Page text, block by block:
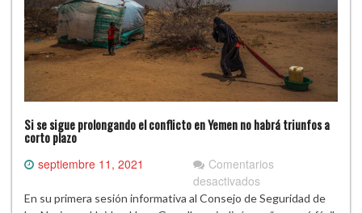
Si se sigue prolongando el conflicto en Yemen no habrá triunfos a
corto plazo
septiembre 11, 2021
Comentarios
desactivadosen
Si
En su primera sesión informativa al Consejo de Seguridad de